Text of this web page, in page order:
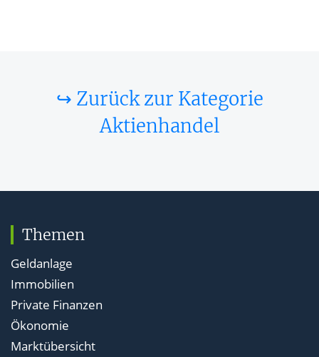
↪ Zurück zur Kategorie
Aktienhandel
Themen
Geldanlage
Immobilien
Private Finanzen
Ökonomie
Marktübersicht